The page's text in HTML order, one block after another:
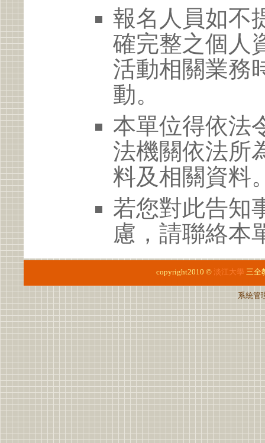
報名人員如不
確完整之個人
活動相關業務
動。
本單位得依法
法機關依法所
料及相關資料
若您對此告知
慮，請聯絡本
copyright2010 © 淡江大學 三全
系統管